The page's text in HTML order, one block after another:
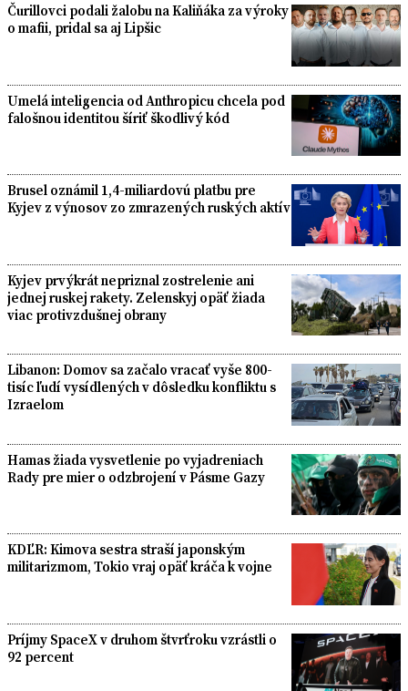
Čurillovci podali žalobu na Kaliňáka za výroky
o mafii, pridal sa aj Lipšic
Umelá inteligencia od Anthropicu chcela pod
falošnou identitou šíriť škodlivý kód
Brusel oznámil 1,4-miliardovú platbu pre
Kyjev z výnosov zo zmrazených ruských aktív
Kyjev prvýkrát nepriznal zostrelenie ani
jednej ruskej rakety. Zelenskyj opäť žiada
viac protivzdušnej obrany
Libanon: Domov sa začalo vracať vyše 800-
tisíc ľudí vysídlených v dôsledku konfliktu s
Izraelom
Hamas žiada vysvetlenie po vyjadreniach
Rady pre mier o odzbrojení v Pásme Gazy
KDĽR: Kimova sestra straší japonským
militarizmom, Tokio vraj opäť kráča k vojne
Príjmy SpaceX v druhom štvrťroku vzrástli o
92 percent